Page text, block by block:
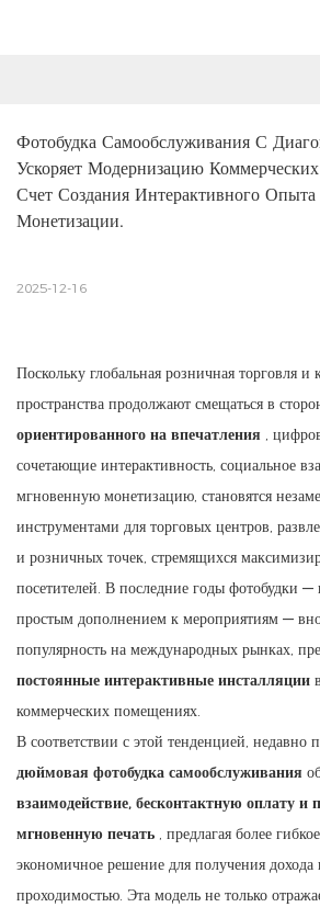
Фотобудка Самообслуживания С
Ускоряет Модернизацию
Счет Создания Интерактивного
Монетизации.
2025-12-16
Поскольку глобальная розничная торговля и
пространства продолжают смещаться в
ориентированного на впечатления ,
сочетающие интерактивность, социальное
мгновенную монетизацию, становятся
инструментами для торговых центров,
и розничных точек, стремящихся
посетителей. В последние годы фотобудки —
простым дополнением к мероприятиям —
популярность на международных рынках,
постоянные интерактивные инсталляции
коммерческих помещениях.
В соответствии с этой тенденцией, недавно
дюймовая фотобудка самообслуживания
взаимодействие, бесконтактную оплату и
мгновенную печать , предлагая более
экономичное решение для получения дохода
проходимостью. Эта модель не только